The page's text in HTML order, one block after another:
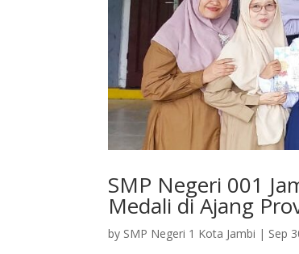
SMP Negeri 001
Medali di Ajang
by SMP Negeri 1 Kota Jambi | Sep